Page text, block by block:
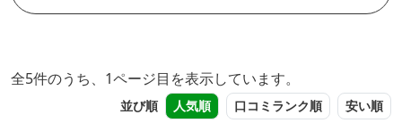
全5件のうち、1ページ目を表示しています。
並び順 人気順 口コミランク順 安い順